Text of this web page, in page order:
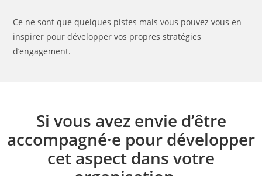
Ce ne sont que quelques pistes mais vous pouvez vous en
inspirer pour développer vos propres stratégies
d’engagement.
Si vous avez envie d’être
accompagné·e pour développer
cet aspect dans votre